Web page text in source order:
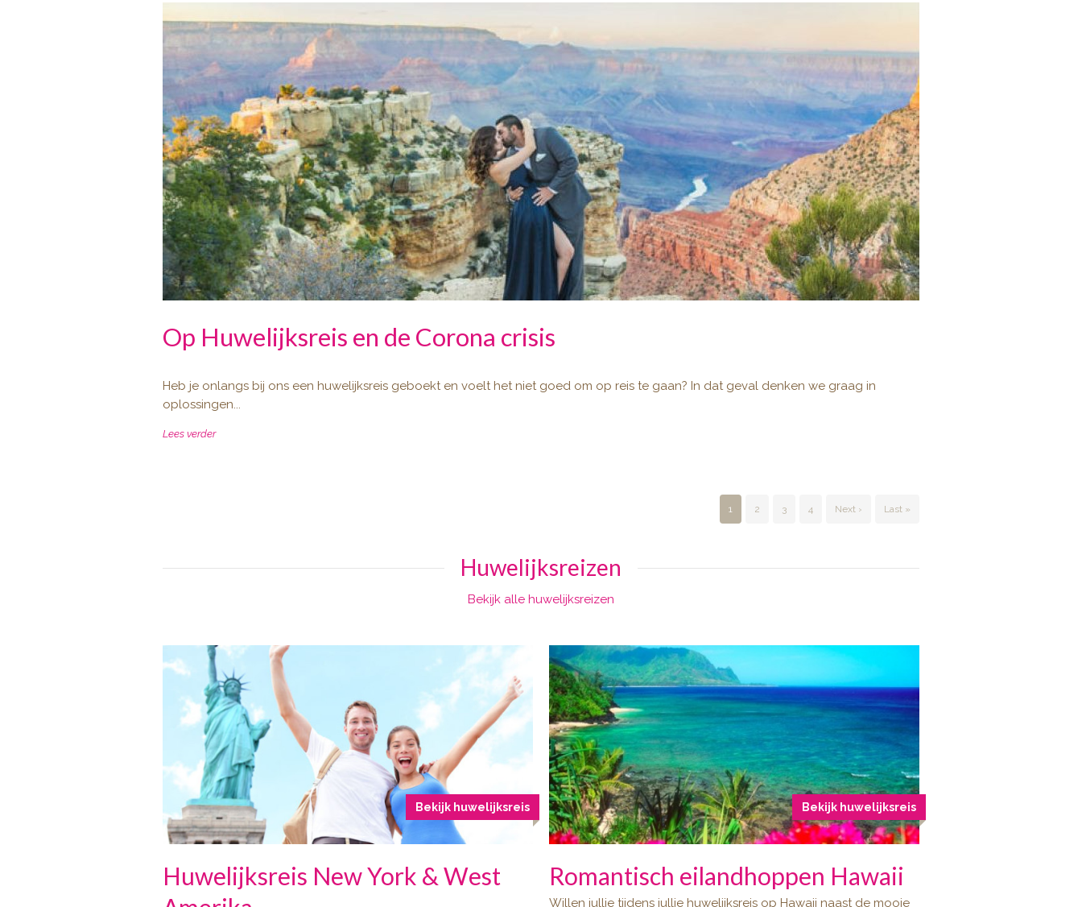
Op Huwelijksreis en de Corona crisis
Heb je onlangs bij ons een huwelijksreis geboekt en voelt het niet goed om op reis te gaan? In dat geval denken we graag in
oplossingen...
Lees verder
1 2 3 4 Next › Last »
Huwelijksreizen
Bekijk alle huwelijksreizen
Bekijk huwelijksreis
Huwelijksreis New York & West
Bekijk huwelijksreis
Romantisch eilandhoppen Hawaii
Willen jullie tijdens jullie huwelijksreis op Hawaii naast de mooie